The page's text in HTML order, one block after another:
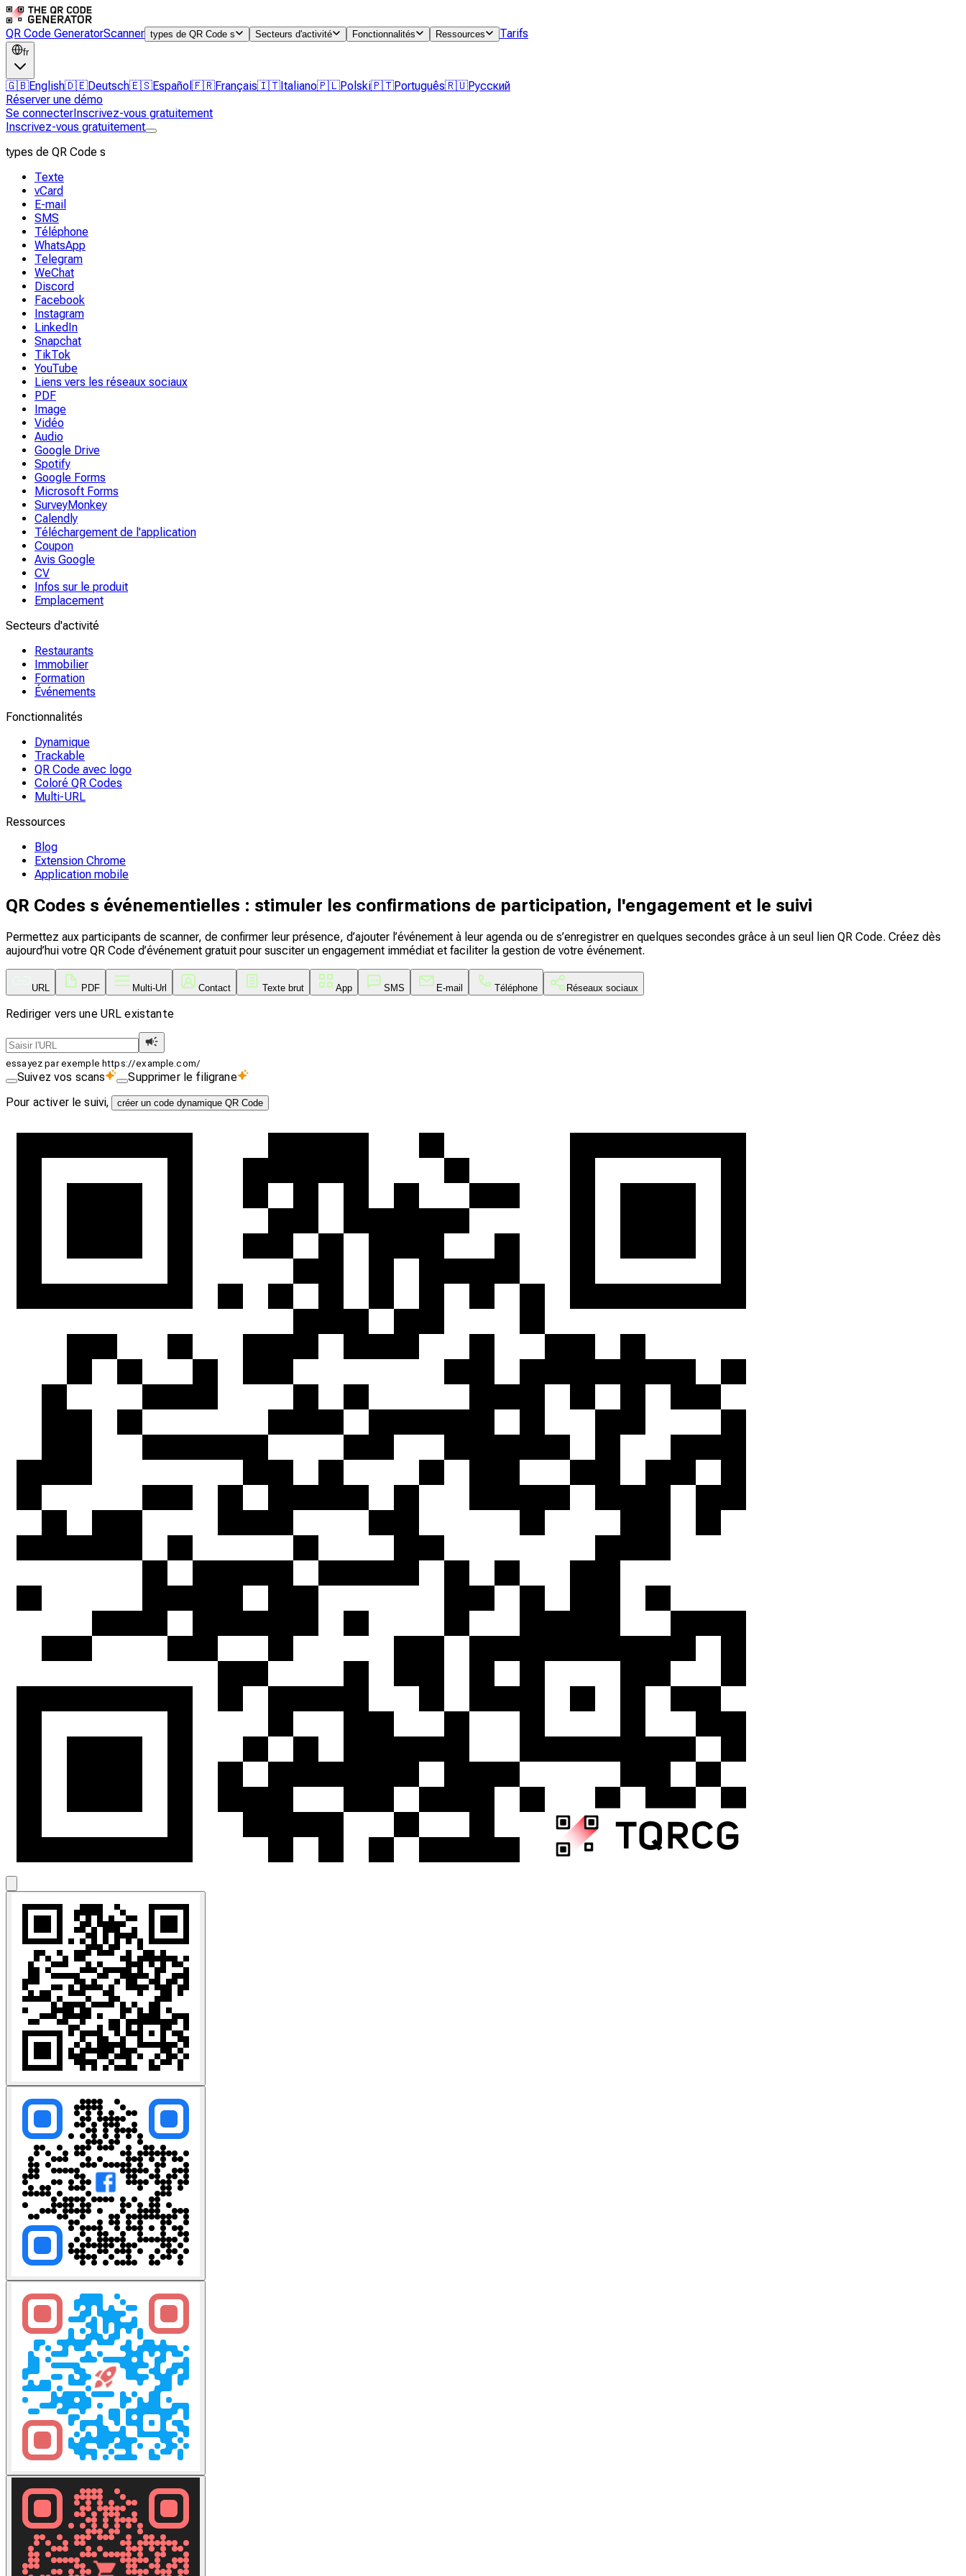
QR Code GeneratorScanner types de QR Code s Secteurs d'activité Fonctionnalités Ressources Tarifs
fr
🇬🇧English🇩🇪Deutsch🇪🇸Español 🇫🇷Français🇮🇹Italiano🇵🇱Polski🇵🇹Português🇷🇺Русский
Réserver une démo
Se connecterInscrivez-vous gratuitement
Inscrivez-vous gratuitement
types de QR Code s
Texte
vCard
E-mail
SMS
Téléphone
WhatsApp
Telegram
WeChat
Discord
Facebook
Instagram
LinkedIn
Snapchat
TikTok
YouTube
Liens vers les réseaux sociaux
PDF
Image
Vidéo
Audio
Google Drive
Spotify
Google Forms
Microsoft Forms
SurveyMonkey
Calendly
Téléchargement de l'application
Coupon
Avis Google
CV
Infos sur le produit
Emplacement
Secteurs d'activité
Restaurants
Immobilier
Formation
Événements
Fonctionnalités
Dynamique
Trackable
QR Code avec logo
Coloré QR Codes
Multi-URL
Ressources
Blog
Extension Chrome
Application mobile
QR Codes s événementielles : stimuler les confirmations de participation, l'engagement et le suivi
Permettez aux participants de scanner, de confirmer leur présence, d’ajouter l’événement à leur agenda ou de s’enregistrer en quelques secondes grâce à un seul lien QR Code. Créez dès
aujourd’hui votre QR Code d’événement gratuit pour susciter un engagement immédiat et faciliter la gestion de votre événement.
URL PDF Multi-Url Contact Texte brut App SMS E-mail Téléphone Réseaux sociaux
Rediriger vers une URL existante
essayez par exemple https://example.com/
Suivez vos scans
Supprimer le filigrane
Pour activer le suivi,
créer un code dynamique QR Code